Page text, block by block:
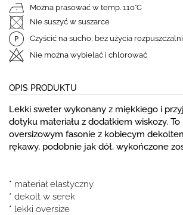
Można prasować w temp. 110°C
Nie suszyć w suszarce
Czyścić na sucho, bez użycia
Nie można wybielać i chlorować
OPIS PRODUKTU
Lekki sweter wykonany z miękkiego i
dotyku materiału z dodatkiem wiskozy.
oversizowym fasonie z kobiecym
rękawy, podobnie jak dół, wykończone
* materiał elastyczny
* dekolt w serek
* lekki oversize